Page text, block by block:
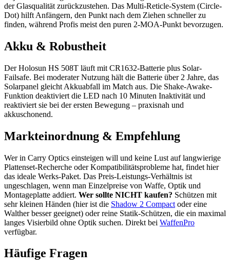
der Glasqualität zurückzustehen. Das Multi-Reticle-System (Circle-
Dot) hilft Anfängern, den Punkt nach dem Ziehen schneller zu
finden, während Profis meist den puren 2-MOA-Punkt bevorzugen.
Akku & Robustheit
Der Holosun HS 508T läuft mit CR1632-Batterie plus Solar-
Failsafe. Bei moderater Nutzung hält die Batterie über 2 Jahre, das
Solarpanel gleicht Akkuabfall im Match aus. Die Shake-Awake-
Funktion deaktiviert die LED nach 10 Minuten Inaktivität und
reaktiviert sie bei der ersten Bewegung – praxisnah und
akkuschonend.
Markteinordnung & Empfehlung
Wer in Carry Optics einsteigen will und keine Lust auf langwierige
Plattenset-Recherche oder Kompatibilitätsprobleme hat, findet hier
das ideale Werks-Paket. Das Preis-Leistungs-Verhältnis ist
ungeschlagen, wenn man Einzelpreise von Waffe, Optik und
Montageplatte addiert. Wer sollte NICHT kaufen? Schützen mit
sehr kleinen Händen (hier ist die Shadow 2 Compact oder eine
Walther besser geeignet) oder reine Statik-Schützen, die ein maximal
langes Visierbild ohne Optik suchen. Direkt bei WaffenPro
verfügbar.
Häufige Fragen